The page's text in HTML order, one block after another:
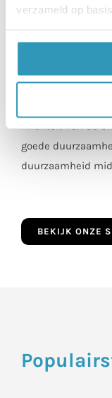
verzameld op
zal 6 of 8mm al
Vaak hoor je dat
duurzaamheid
en lagere
tot vroegtijdig
goede
duurzaamheid
BEKIJK ONZE